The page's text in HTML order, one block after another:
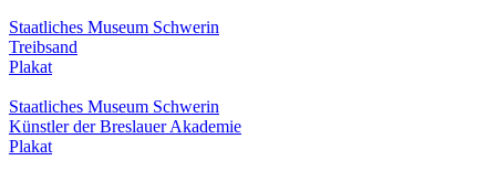
Staatliches Museum Schwerin
Treibsand
Plakat
Staatliches Museum Schwerin
Künstler der Breslauer Akademie
Plakat